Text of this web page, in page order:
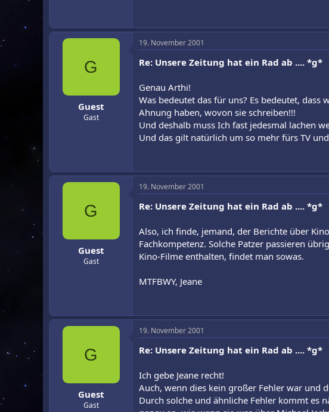
G
Guest
Gast
19. November 2001
Re: Unsere Zeitung hat ein Rad ab .... *g*
Genau Arthi!
Was bedeutet das für uns? Es bedeutet,
Ahnung haben, wovon sie schreiben!!!
Und deshalb muss Ich fast jedesmal lachen
Und das gilt natürlich um so mehr fürs TV
G
Guest
Gast
19. November 2001
Re: Unsere Zeitung hat ein Rad ab .... *g*
Also, ich finde, jemand, der Berichte über
Fachkompetenz. Solche Patzer passieren
Kino-Filme enthalten, findet man sowas.
MTFBWY, Jeane
G
Guest
Gast
19. November 2001
Re: Unsere Zeitung hat ein Rad ab .... *g*
Ich gebe Jeane recht!
Auch, wenn dies kein großer Fehler war und
Durch solche und ähnliche Fehler kommt es